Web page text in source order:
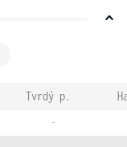
Tvrdý p.
-